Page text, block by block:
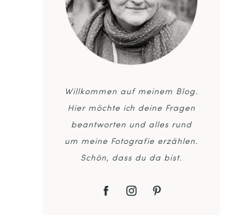
Willkommen auf meinem Blog.
Hier möchte ich deine Fragen
beantworten und alles rund
um meine Fotografie erzählen.
Schön, dass du da bist.